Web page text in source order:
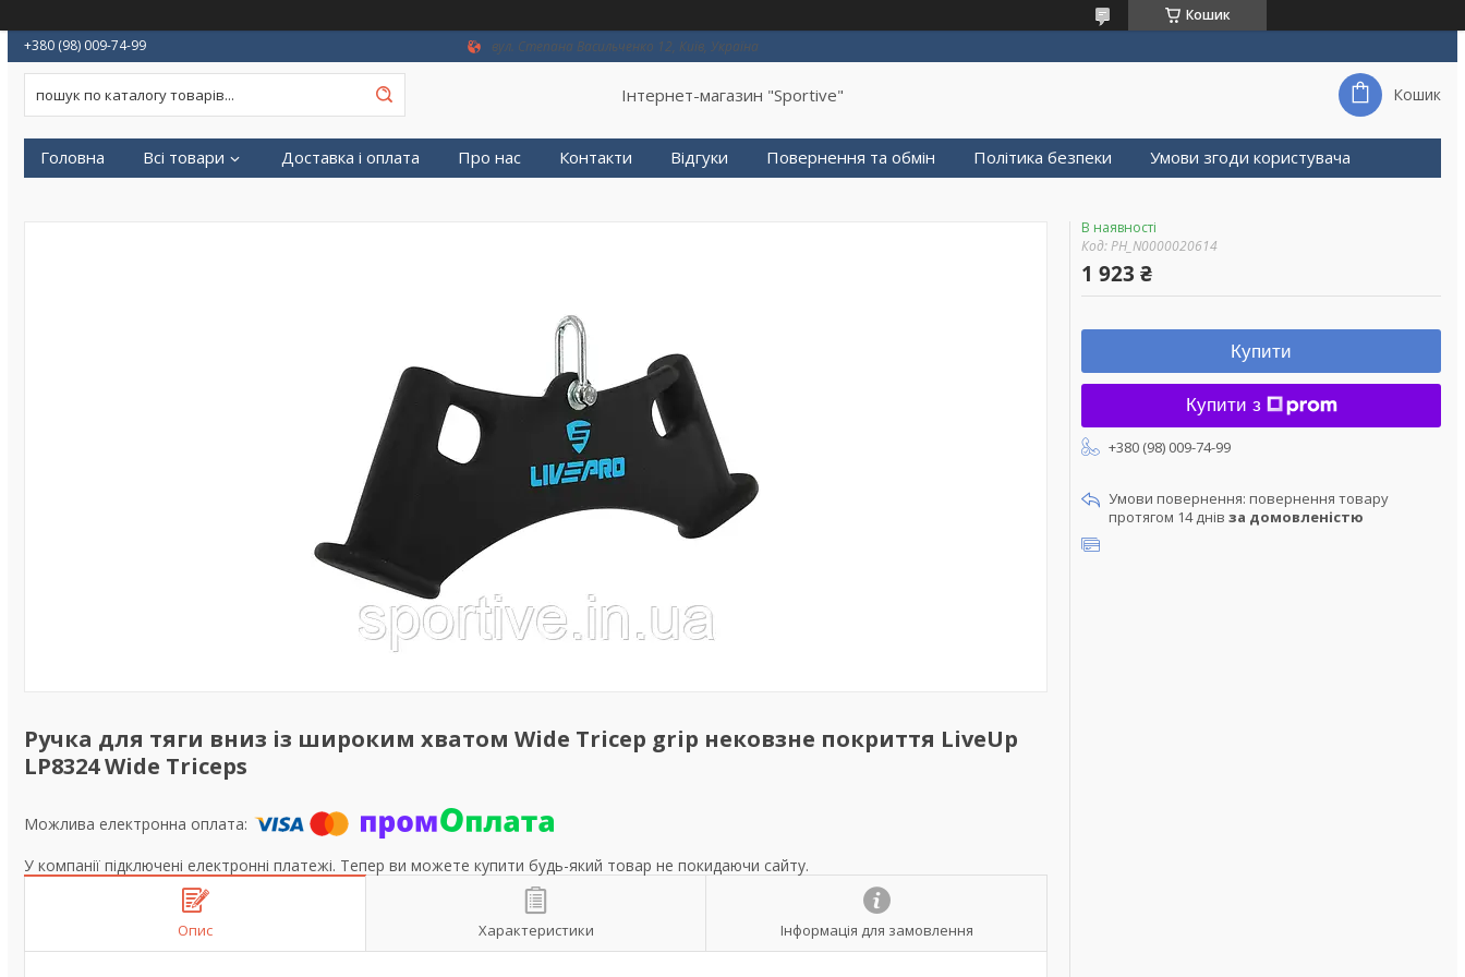
Кошик
+380 (98) 009-74-99
вул. Степана Васильченко 12, Київ, Україна
Інтернет-магазин "Sportive" Кошик
Головна Всі товари Доставка і оплата Про нас Контакти Відгуки Повернення та обмін Політика безпеки Умови згоди користувача
Ручка для тяги вниз із широким хватом Wide Tricep grip нековзне покриття LiveUp
LP8324 Wide Triceps
У компанії підключені електронні платежі. Тепер ви можете купити будь-який товар не покидаючи сайту.
Опис Характеристики Інформація для замовлення
В наявності
Код:PH_N0000020614
1 923 ₴
Купити
Купити з
+380 (98) 009-74-99
повернення товару
протягом 14 днів за домовленістю